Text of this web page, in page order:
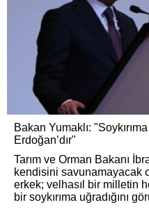
Bakan Yumaklı:
Erdoğan’dır"
Tarım ve Orman Bakanı
kendisini savunamayacak
erkek; velhasıl bir milletin
bir soykırıma uğradığını